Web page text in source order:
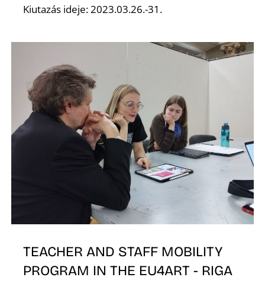
Kiutazás ideje: 2023.03.26.-31.
TEACHER AND STAFF MOBILITY
PROGRAM IN THE EU4ART - RIGA